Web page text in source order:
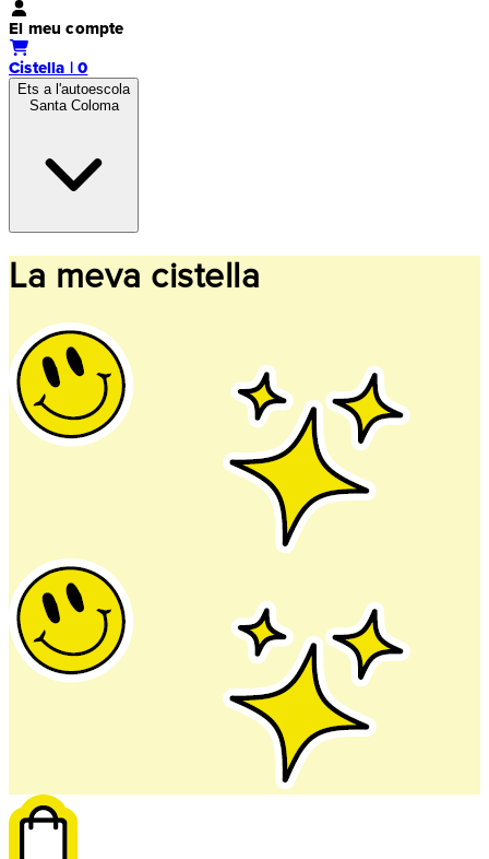
El meu compte
Cistella | 0
Ets a l'autoescola
Santa Coloma
La meva cistella